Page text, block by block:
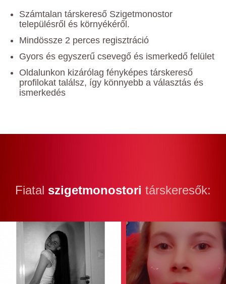
Számtalan társkereső Szigetmonostor
településről és környékéről.
Mindössze 2 perces regisztráció
Gyors és egyszerű csevegő és ismerkedő felület
Oldalunkon kizárólag fényképes társkereső
profilokat találsz, így könnyebb a választás és
ismerkedés
Fiatal szigetmonostori társkeresők: